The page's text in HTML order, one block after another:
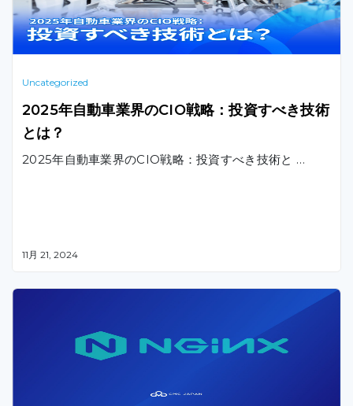
Uncategorized
2025年自動車業界のCIO戦略：投資すべき技術
とは？
2025年自動車業界のCIO戦略：投資すべき技術と …
11月 21, 2024